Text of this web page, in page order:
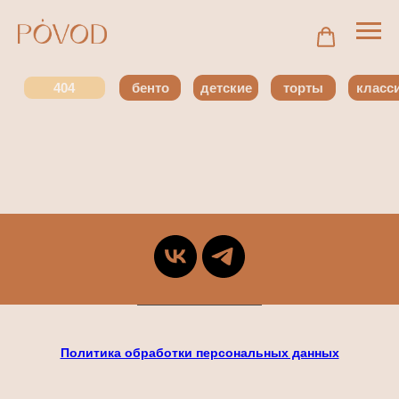
бенто торты классика
404 детские
Политика обработки персональных данных